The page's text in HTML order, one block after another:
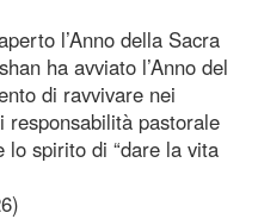
l’Anno della Sacra
ha avviato l’Anno del
di ravvivare nei
pastorale
lo spirito di “dare la vita